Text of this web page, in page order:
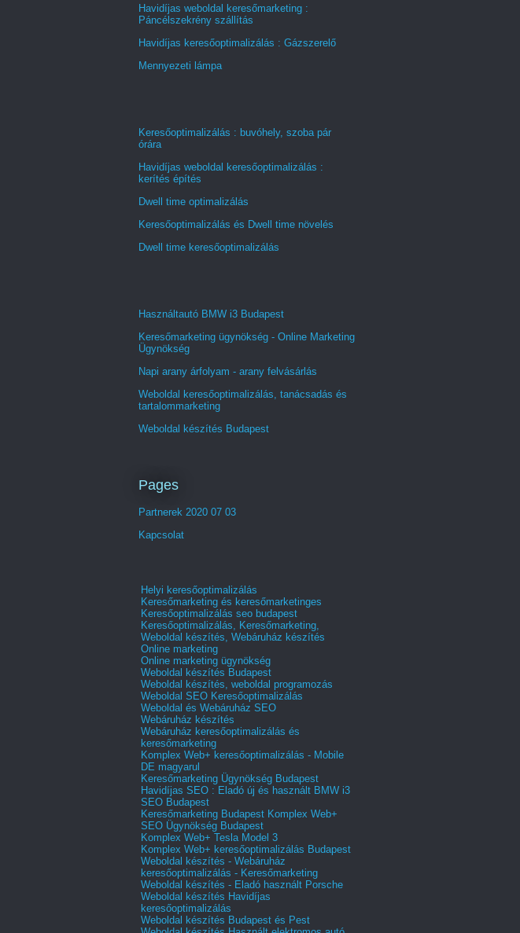
Havidíjas weboldal keresőmarketing :
Páncélszekrény szállítás
Havidíjas keresőoptimalizálás : Gázszerelő
Mennyezeti lámpa
Keresőoptimalizálás : buvóhely, szoba pár
órára
Havidíjas weboldal keresőoptimalizálás :
kerítés építés
Dwell time optimalizálás
Keresőoptimalizálás és Dwell time növelés
Dwell time keresőoptimalizálás
Használtautó BMW i3 Budapest
Keresőmarketing ügynökség - Online Marketing
Ügynökség
Napi arany árfolyam - arany felvásárlás
Weboldal keresőoptimalizálás, tanácsadás és
tartalommarketing
Weboldal készítés Budapest
Pages
Partnerek 2020 07 03
Kapcsolat
Helyi keresőoptimalizálás
Keresőmarketing és keresőmarketinges
Keresőoptimalizálás seo budapest
Keresőoptimalizálás, Keresőmarketing,
Weboldal készítés, Webáruház készítés
Online marketing
Online marketing ügynökség
Weboldal készítés Budapest
Weboldal készítés, weboldal programozás
Weboldal SEO Keresőoptimalizálás
Weboldal és Webáruház SEO
Webáruház készítés
Webáruház keresőoptimalizálás és
keresőmarketing
Komplex Web+ keresőoptimalizálás - Mobile
DE magyarul
Keresőmarketing Ügynökség Budapest
Havidíjas SEO : Eladó új és használt BMW i3
SEO Budapest
Keresőmarketing Budapest Komplex Web+
SEO Ügynökség Budapest
Komplex Web+ Tesla Model 3
Komplex Web+ keresőoptimalizálás Budapest
Weboldal készítés - Webáruház
keresőoptimalizálás - Keresőmarketing
Weboldal készítés - Eladó használt Porsche
Weboldal készítés Havidíjas
keresőoptimalizálás
Weboldal készítés Budapest és Pest